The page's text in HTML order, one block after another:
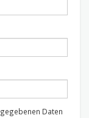
Daten